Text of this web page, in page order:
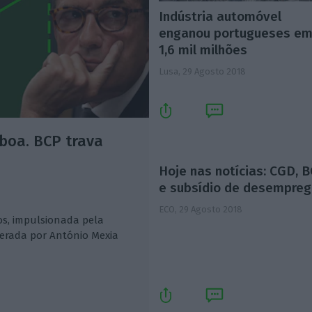
BCP trava
impulsionada pela
por António Mexia
Indústria automóvel
enganou portugueses em
1,6 mil milhões
Lusa, 29 Agosto 2018
Hoje nas notícias: CGD,
e subsídio de
ECO, 29 Agosto 2018